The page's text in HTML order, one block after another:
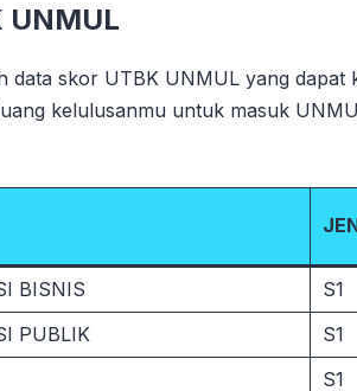
UNMUL
data skor UTBK UNMUL yang dapat
kelulusanmu untuk masuk
BISNIS
S1
PUBLIK
S1
S1